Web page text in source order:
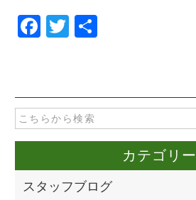
F
e
b
o
k
T
er
カテゴリー
スタッフブログ